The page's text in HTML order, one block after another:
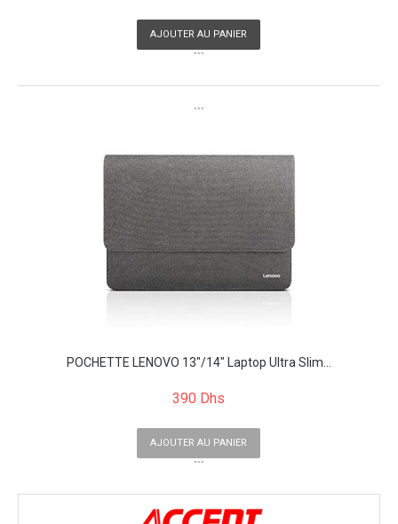
AJOUTER AU PANIER
```
```
POCHETTE LENOVO 13"/14" Laptop Ultra Slim...
390 Dhs
AJOUTER AU PANIER
```